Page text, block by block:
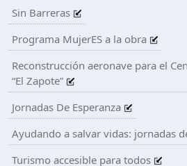
Sin Barreras
Programa MujerES a la obra
Reconstrucción aeronave para el
“El Zapote”
Jornadas De Esperanza
Ayudando a salvar vidas: jornadas
Turismo accesible para todos